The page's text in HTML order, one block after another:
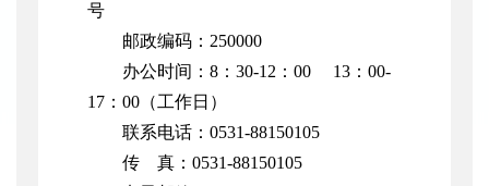
号
邮政编码：250000
办公时间：8：30-12：00 13：00-
17：00（工作日）
联系电话：0531-88150105
传 真：0531-88150105